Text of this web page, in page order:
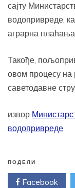
сајту
водопривреде,
аграрна плаћања
Такође,
овом процесу
саветодавне
извор
водопривреде
ПОДЕЛИ
Facebook